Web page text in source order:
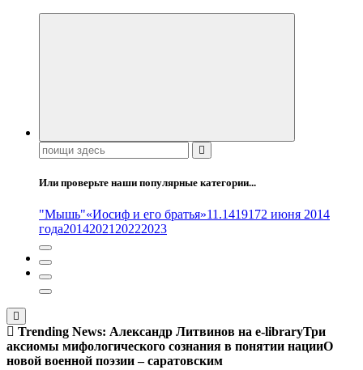
Поиск:
Или проверьте наши популярные категории...
"Мышь"«Иосиф и его братья»11.1419172 июня 2014
года20142021 20222023
Trending News: Александр Литвинов на e-libraryТри
аксиомы мифологического сознания в понятии нацииО
новой военной поэзии – саратовским